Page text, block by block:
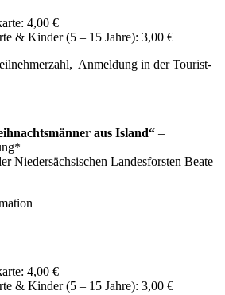
4,00 €
& Kinder (5 – 15 Jahre): 3,00 €
Anmeldung in der Tourist-
aus Island“ –
Niedersächsischen Landesforsten Beate
4,00 €
& Kinder (5 – 15 Jahre): 3,00 €